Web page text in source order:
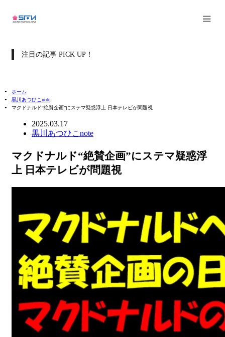
注目の記事 PICK UP！
ホーム
黒川あつひこnote
マクドナルド“絶賛企画”にステマ疑惑浮上 日本テレビが問題視
2025.03.17
黒川あつひこnote
マクドナルド“絶賛企画”にステマ疑惑浮
上 日本テレビが問題視